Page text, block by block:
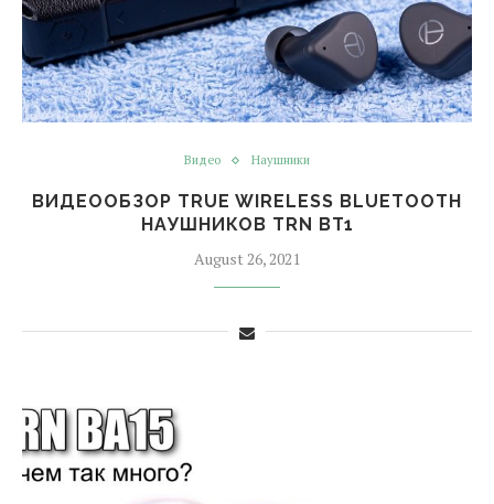
Видео Наушники
ВИДЕООБЗОР TRUE WIRELESS BLUETOOTH
НАУШНИКОВ TRN BT1
August 26, 2021